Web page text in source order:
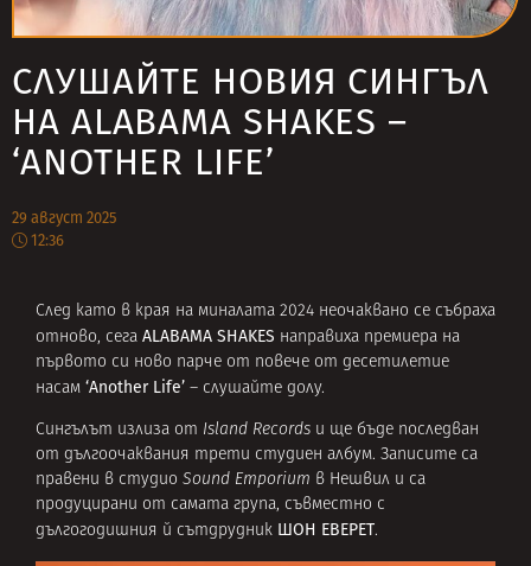
СЛУШАЙТЕ НОВИЯ СИНГЪЛ
НА ALABAMA SHAKES –
‘ANOTHER LIFE’
29 август 2025
12:36
След като в края на миналата 2024 неочаквано се събраха
отново, сега ALABAMA SHAKES направиха премиера на
първото си ново парче от повече от десетилетие
насам ‘Another Life’ – слушайте долу.
Сингълът излиза от Island Records и ще бъде последван
от дългоочаквания трети студиен албум. Записите са
правени в студио Sound Emporium в Нешвил и са
продуцирани от самата група, съвместно с
дългогодишния й сътдрудник ШОН ЕВЕРЕТ.